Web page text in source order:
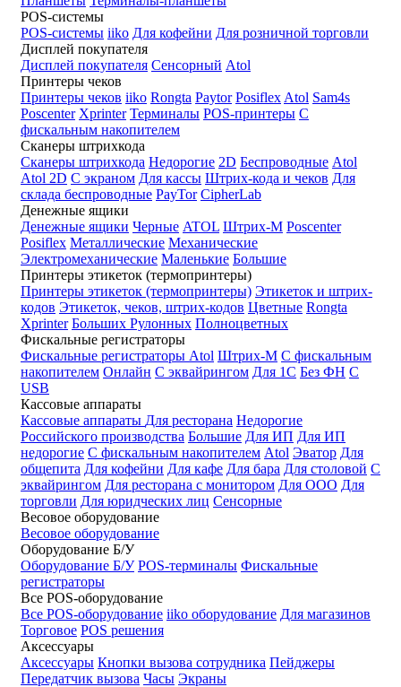
POS-системы
POS-системы iiko Для кофейни Для розничной торговли
Дисплей покупателя
Дисплей покупателя Сенсорный Atol
Принтеры чеков
Принтеры чеков iiko Rongta Paytor Posiflex Atol Sam4s
Poscenter Xprinter Терминалы POS-принтеры С
фискальным накопителем
Сканеры штрихкода
Сканеры штрихкода Недорогие 2D Беспроводные Atol
Atol 2D С экраном Для кассы Штрих-кода и чеков Для
склада беспроводные PayTor CipherLab
Денежные ящики
Денежные ящики Черные ATOL Штрих-М Poscenter
Posiflex Металлические Механические
Электромеханические Маленькие Большие
Принтеры этикеток (термопринтеры)
Принтеры этикеток (термопринтеры) Этикеток и штрих-
кодов Этикеток, чеков, штрих-кодов Цветные Rongta
Xprinter Больших Рулонных Полноцветных
Фискальные регистраторы
Фискальные регистраторы Atol Штрих-М С фискальным
накопителем Онлайн С эквайрингом Для 1С Без ФН С
USB
Кассовые аппараты
Кассовые аппараты Для ресторана Недорогие
Российского производства Большие Для ИП Для ИП
недорогие С фискальным накопителем Atol Эватор Для
общепита Для кофейни Для кафе Для бара Для столовой С
эквайрингом Для ресторана с монитором Для ООО Для
торговли Для юридческих лиц Сенсорные
Весовое оборудование
Весовое оборудование
Оборудование Б/У
Оборудование Б/У POS-терминалы Фискальные
регистраторы
Все POS-оборудование
Все POS-оборудование iiko оборудование Для магазинов
Торговое POS решения
Аксессуары
Аксессуары Кнопки вызова сотрудника Пейджеры
Передатчик вызова Часы Экраны